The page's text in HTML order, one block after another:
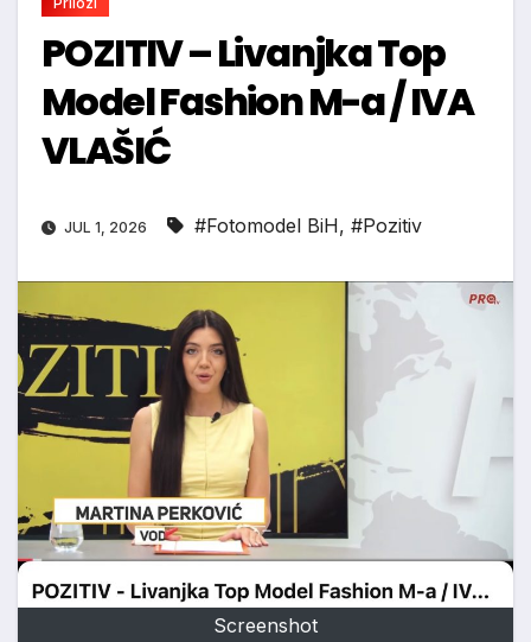
POZITIV – Livanjka Top
Model Fashion M-a / IVA
VLAŠIĆ
JUL 1, 2026 #Fotomodel BiH, #Pozitiv
Screenshot